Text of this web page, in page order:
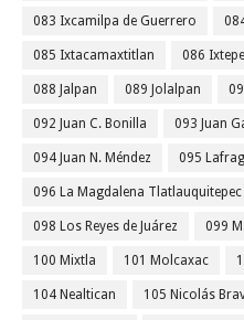
083 Ixcamilpa de Guerrero
085 Ixtacamaxtitlan 086
088 Jalpan 089 Jolalpan
092 Juan C. Bonilla 093 Juan
094 Juan N. Méndez 095
096 La Magdalena Tlatlauquitepec
098 Los Reyes de Juárez 099
100 Mixtla 101 Molcaxac
104 Nealtican 105 Nicolás